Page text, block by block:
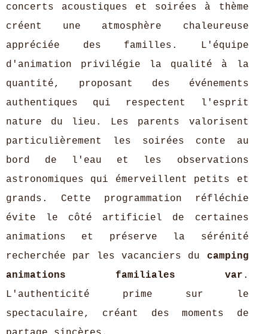
concerts acoustiques et soirées à thème
créent une atmosphère chaleureuse
appréciée des familles. L'équipe
d'animation privilégie la qualité à la
quantité, proposant des événements
authentiques qui respectent l'esprit
nature du lieu. Les parents valorisent
particulièrement les soirées conte au
bord de l'eau et les observations
astronomiques qui émerveillent petits et
grands. Cette programmation réfléchie
évite le côté artificiel de certaines
animations et préserve la sérénité
recherchée par les vacanciers du camping
animations familiales var .
L'authenticité prime sur le
spectaculaire, créant des moments de